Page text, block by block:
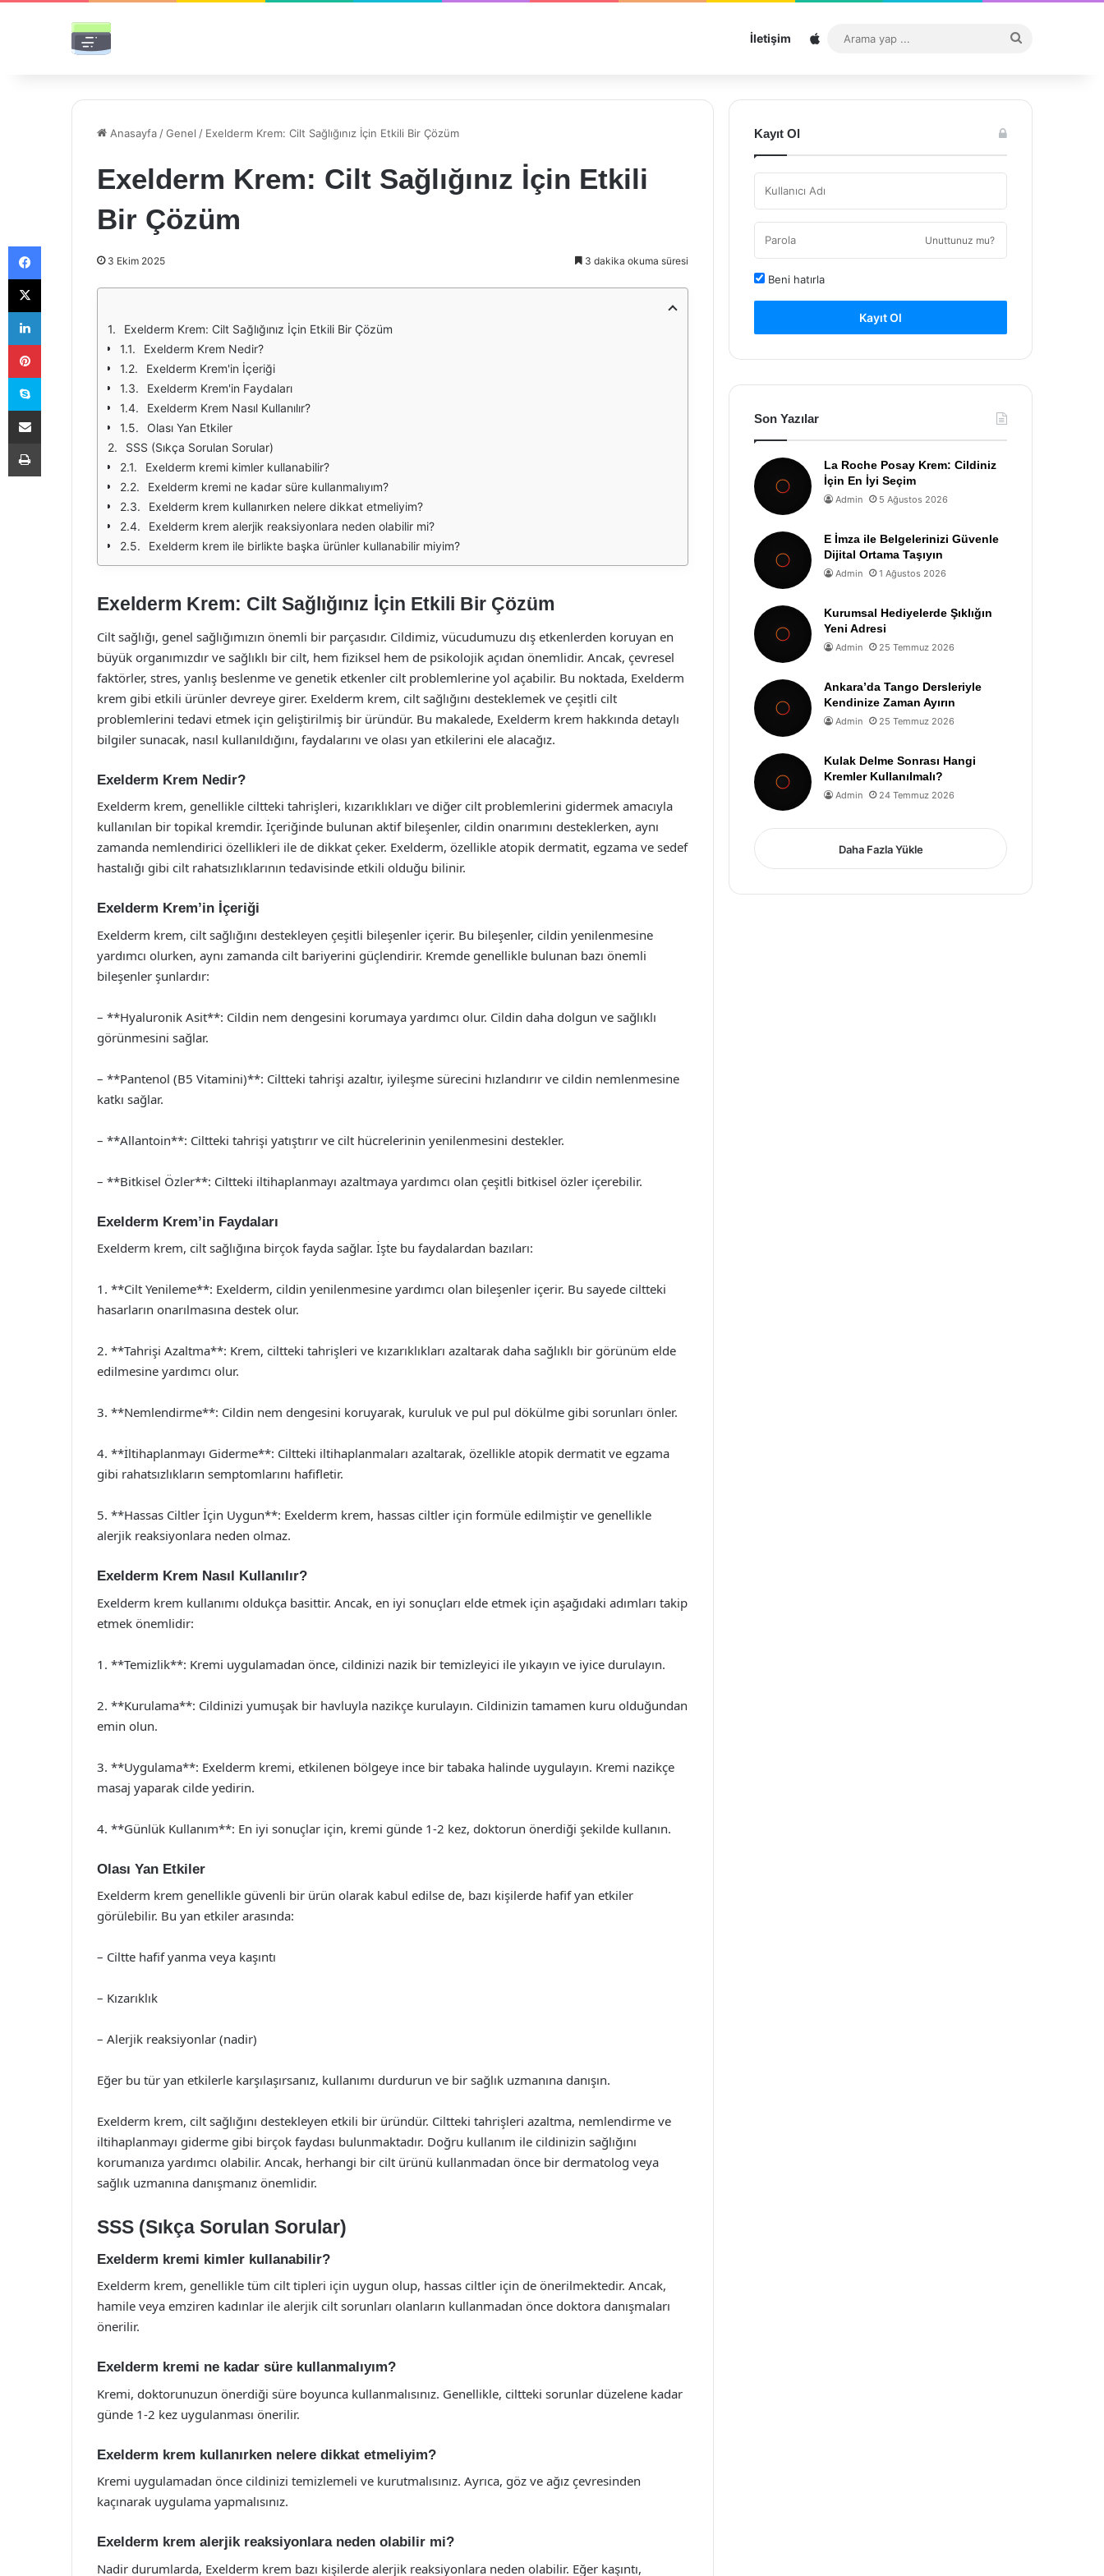
İletişim Sitemap
...
Anasayfa /Genel / Exelderm Krem: Cilt Sağlığınız İçin Etkili Bir Çözüm
Exelderm Krem: Cilt Sağlığınız İçin Etkili
Bir Çözüm
3 Ekim 2025 3 dakika okuma süresi
Exelderm Krem: Cilt Sağlığınız İçin Etkili Bir Çözüm
Exelderm Krem Nedir?
Exelderm Krem'in İçeriği
Exelderm Krem'in Faydaları
Exelderm Krem Nasıl Kullanılır?
Olası Yan Etkiler
SSS (Sıkça Sorulan Sorular)
Exelderm kremi kimler kullanabilir?
Exelderm kremi ne kadar süre kullanmalıyım?
Exelderm krem kullanırken nelere dikkat etmeliyim?
Exelderm krem alerjik reaksiyonlara neden olabilir mi?
Exelderm krem ile birlikte başka ürünler kullanabilir miyim?
Exelderm Krem: Cilt Sağlığınız İçin Etkili Bir Çözüm
Cilt sağlığı, genel sağlığımızın önemli bir parçasıdır. Cildimiz, vücudumuzu dış etkenlerden koruyan en
büyük organımızdır ve sağlıklı bir cilt, hem fiziksel hem de psikolojik açıdan önemlidir. Ancak, çevresel
faktörler, stres, yanlış beslenme ve genetik etkenler cilt problemlerine yol açabilir. Bu noktada, Exelderm
krem gibi etkili ürünler devreye girer. Exelderm krem, cilt sağlığını desteklemek ve çeşitli cilt
problemlerini tedavi etmek için geliştirilmiş bir üründür. Bu makalede, Exelderm krem hakkında detaylı
bilgiler sunacak, nasıl kullanıldığını, faydalarını ve olası yan etkilerini ele alacağız.
Exelderm Krem Nedir?
Exelderm krem, genellikle ciltteki tahrişleri, kızarıklıkları ve diğer cilt problemlerini gidermek amacıyla
kullanılan bir topikal kremdir. İçeriğinde bulunan aktif bileşenler, cildin onarımını desteklerken, aynı
zamanda nemlendirici özellikleri ile de dikkat çeker. Exelderm, özellikle atopik dermatit, egzama ve sedef
hastalığı gibi cilt rahatsızlıklarının tedavisinde etkili olduğu bilinir.
Exelderm Krem’in İçeriği
Exelderm krem, cilt sağlığını destekleyen çeşitli bileşenler içerir. Bu bileşenler, cildin yenilenmesine
yardımcı olurken, aynı zamanda cilt bariyerini güçlendirir. Kremde genellikle bulunan bazı önemli
bileşenler şunlardır:
– **Hyaluronik Asit**: Cildin nem dengesini korumaya yardımcı olur. Cildin daha dolgun ve sağlıklı
görünmesini sağlar.
– **Pantenol (B5 Vitamini)**: Ciltteki tahrişi azaltır, iyileşme sürecini hızlandırır ve cildin nemlenmesine
katkı sağlar.
– **Allantoin**: Ciltteki tahrişi yatıştırır ve cilt hücrelerinin yenilenmesini destekler.
– **Bitkisel Özler**: Ciltteki iltihaplanmayı azaltmaya yardımcı olan çeşitli bitkisel özler içerebilir.
Exelderm Krem’in Faydaları
Exelderm krem, cilt sağlığına birçok fayda sağlar. İşte bu faydalardan bazıları:
1. **Cilt Yenileme**: Exelderm, cildin yenilenmesine yardımcı olan bileşenler içerir. Bu sayede ciltteki
hasarların onarılmasına destek olur.
2. **Tahrişi Azaltma**: Krem, ciltteki tahrişleri ve kızarıklıkları azaltarak daha sağlıklı bir görünüm elde
edilmesine yardımcı olur.
3. **Nemlendirme**: Cildin nem dengesini koruyarak, kuruluk ve pul pul dökülme gibi sorunları önler.
4. **İltihaplanmayı Giderme**: Ciltteki iltihaplanmaları azaltarak, özellikle atopik dermatit ve egzama
gibi rahatsızlıkların semptomlarını hafifletir.
5. **Hassas Ciltler İçin Uygun**: Exelderm krem, hassas ciltler için formüle edilmiştir ve genellikle
alerjik reaksiyonlara neden olmaz.
Exelderm Krem Nasıl Kullanılır?
Exelderm krem kullanımı oldukça basittir. Ancak, en iyi sonuçları elde etmek için aşağıdaki adımları takip
etmek önemlidir:
1. **Temizlik**: Kremi uygulamadan önce, cildinizi nazik bir temizleyici ile yıkayın ve iyice durulayın.
2. **Kurulama**: Cildinizi yumuşak bir havluyla nazikçe kurulayın. Cildinizin tamamen kuru olduğundan
emin olun.
3. **Uygulama**: Exelderm kremi, etkilenen bölgeye ince bir tabaka halinde uygulayın. Kremi nazikçe
masaj yaparak cilde yedirin.
4. **Günlük Kullanım**: En iyi sonuçlar için, kremi günde 1-2 kez, doktorun önerdiği şekilde kullanın.
Olası Yan Etkiler
Exelderm krem genellikle güvenli bir ürün olarak kabul edilse de, bazı kişilerde hafif yan etkiler
görülebilir. Bu yan etkiler arasında:
– Ciltte hafif yanma veya kaşıntı
– Kızarıklık
– Alerjik reaksiyonlar (nadir)
Eğer bu tür yan etkilerle karşılaşırsanız, kullanımı durdurun ve bir sağlık uzmanına danışın.
Exelderm krem, cilt sağlığını destekleyen etkili bir üründür. Ciltteki tahrişleri azaltma, nemlendirme ve
iltihaplanmayı giderme gibi birçok faydası bulunmaktadır. Doğru kullanım ile cildinizin sağlığını
korumanıza yardımcı olabilir. Ancak, herhangi bir cilt ürünü kullanmadan önce bir dermatolog veya
sağlık uzmanına danışmanız önemlidir.
SSS (Sıkça Sorulan Sorular)
Exelderm kremi kimler kullanabilir?
Exelderm krem, genellikle tüm cilt tipleri için uygun olup, hassas ciltler için de önerilmektedir. Ancak,
hamile veya emziren kadınlar ile alerjik cilt sorunları olanların kullanmadan önce doktora danışmaları
önerilir.
Exelderm kremi ne kadar süre kullanmalıyım?
Kremi, doktorunuzun önerdiği süre boyunca kullanmalısınız. Genellikle, ciltteki sorunlar düzelene kadar
günde 1-2 kez uygulanması önerilir.
Exelderm krem kullanırken nelere dikkat etmeliyim?
Kremi uygulamadan önce cildinizi temizlemeli ve kurutmalısınız. Ayrıca, göz ve ağız çevresinden
kaçınarak uygulama yapmalısınız.
Exelderm krem alerjik reaksiyonlara neden olabilir mi?
Nadir durumlarda, Exelderm krem bazı kişilerde alerjik reaksiyonlara neden olabilir. Eğer kaşıntı,
Kayıt Ol
Unuttunuz mu?
Beni hatırla
Kayıt Ol
Son Yazılar
La Roche Posay Krem: Cildiniz
İçin En İyi Seçim
Admin 5 Ağustos 2026
E İmza ile Belgelerinizi Güvenle
Dijital Ortama Taşıyın
Admin 1 Ağustos 2026
Kurumsal Hediyelerde Şıklığın
Yeni Adresi
Admin 25 Temmuz 2026
Ankara’da Tango Dersleriyle
Kendinize Zaman Ayırın
Admin 25 Temmuz 2026
Kulak Delme Sonrası Hangi
Kremler Kullanılmalı?
Admin 24 Temmuz 2026
Daha Fazla Yükle
Facebook
X
LinkedIn
Pinterest
Skype
E-Posta ile paylaş